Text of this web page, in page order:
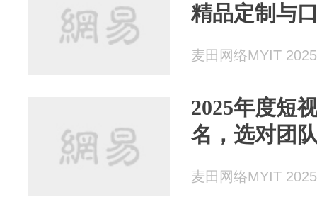
精品定制与
麦田网络MYIT
2025年度短
名，选对团
麦田网络MYIT